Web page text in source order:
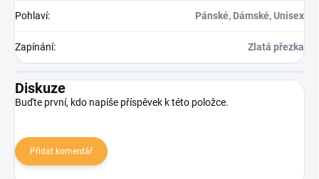
Pohlaví: Pánské, Dámské, Unisex
Zapínání: Zlatá přezka
Diskuze
Buďte první, kdo napíše příspěvek k této položce.
Přidat komentář